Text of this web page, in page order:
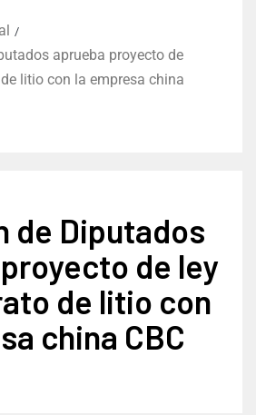
aprueba proyecto de
litio con la empresa china
de Diputados
de ley
de litio con
china CBC